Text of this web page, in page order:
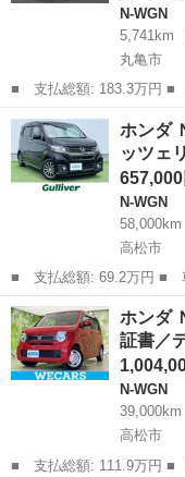
N-WGN
5,741km
丸亀市
■ 支払総額: 183.3万円 ■ 車両本体価格： 1,748,000 円 ■ メーカ
ー名： ホンダ ■ 車種名
名： Ｌ・ターボ デモ
シートヒータ...
香川 丸亀市 N-
ホンダ
ッツェ
657,000
N-WGN
58,000km
高松市
■ 支払総額: 69.2万円 ■ 車両本体価格： 657,000 円 ■ メーカー
名： ホンダ ■ 車種名
Ｇ 禁煙車 カロッツェリ
ｈ接続 アイ...
香川 高松市 N-
ホンダ
証書／
N-WGN
39,000km
高松市
■ 支払総額: 111.9万円 ■ 車両本体価格： 1,004,000 円 ■ メーカ